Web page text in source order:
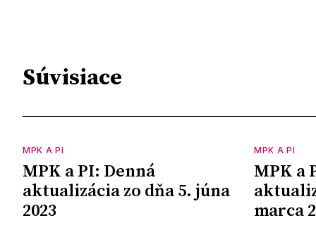
Súvisiace
MPK A PI
MPK a PI: Denná
aktualizácia zo dňa 5. júna
2023
MPK A PI
MPK a
marca